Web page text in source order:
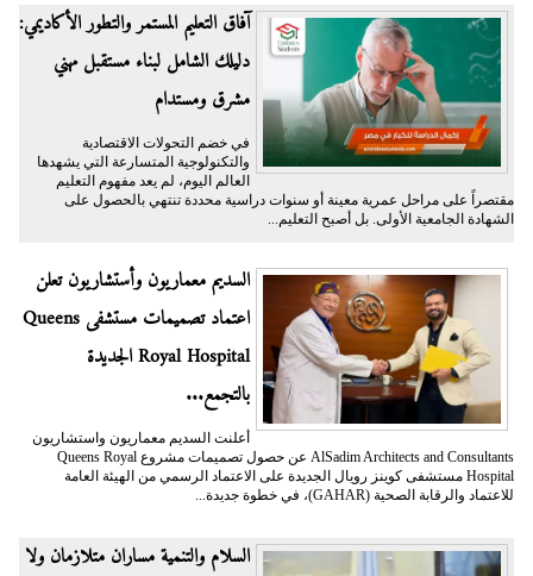
آفاق التعليم المستمر والتطور الأكاديمي:
دليلك الشامل لبناء مستقبل مهني
مشرق ومستدام
في خضم التحولات الاقتصادية
والتكنولوجية المتسارعة التي يشهدها
العالم اليوم، لم يعد مفهوم التعليم
مقتصراً على مراحل عمرية معينة أو سنوات دراسية محددة تنتهي بالحصول على
الشهادة الجامعية الأولى. بل أصبح التعليم...
السديم معماريون وأستشاريون تعلن
اعتماد تصميمات مستشفى Queens
Royal Hospital الجديدة
بالتجمع...
أعلنت السديم معماريون واستشاريون
AlSadim Architects and Consultants عن حصول تصميمات مشروع Queens Royal
Hospital مستشفى كوينز رويال الجديدة على الاعتماد الرسمي من الهيئة العامة
للاعتماد والرقابة الصحية (GAHAR)، في خطوة جديدة...
السلام والتنمية مساران متلازمان ولا